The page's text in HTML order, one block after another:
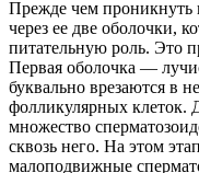
Прежде чем проникнуть
через ее две оболочки,
питательную роль. Это
Первая оболочка —
буквально врезаются в
фолликулярных клеток.
множество
сквозь него. На этом
малоподвижные